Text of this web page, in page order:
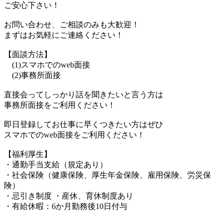
ご安心下さい！
お問い合わせ、ご相談のみも大歓迎！
まずはお気軽にご連絡ください！
【面談方法】
(1)スマホでのweb面接
(2)事務所面接
直接会ってしっかり話を聞きたいと言う方は
事務所面接をご利用ください！
即日登録してお仕事に早くつきたい方はぜひ
スマホでのweb面接をご利用ください！
【福利厚生】
・通勤手当支給（規定あり）
・社会保険（健康保険、厚生年金保険、雇用保険、労災保
険）
・忌引き制度 ・産休、育休制度あり
・有給休暇：6か月勤務後10日付与